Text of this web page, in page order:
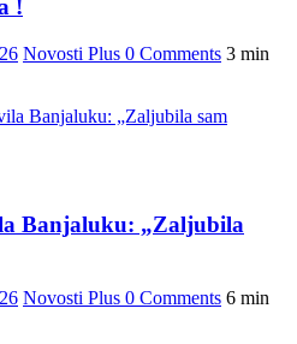
!
Novosti Plus 0 Comments 3 min
Banjaluku: „Zaljubila
Novosti Plus 0 Comments 6 min